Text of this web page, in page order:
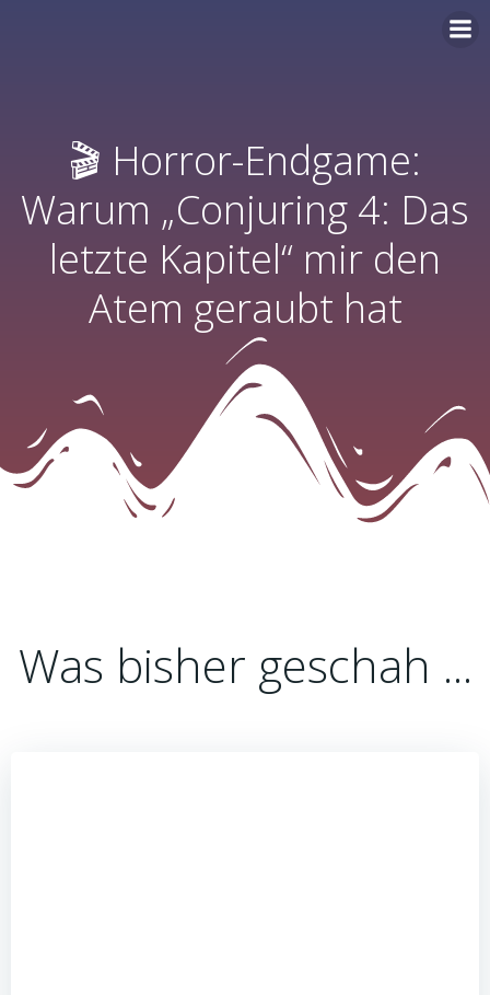
🎬 Horror-Endgame:
Warum „Conjuring 4: Das
letzte Kapitel“ mir den
Atem geraubt hat
Was bisher geschah ...